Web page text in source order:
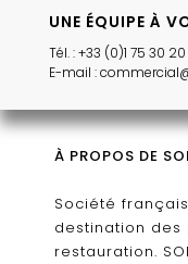
UNE ÉQUIPE À
Tél. : +33 (0)1 75 30
E-mail :
À PROPOS DE
Société
destination des
restauration.